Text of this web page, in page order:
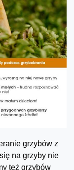
grzybów z
na grzyby nie
też grzybów